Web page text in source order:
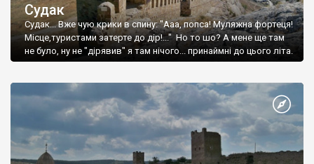
Судак
Судак... Вже чую крики в спину: "Ааа, попса! Муляжна фортеця!
Місце,туристами затерте до дір!..." Но то шо? А мене ще там
не було, ну не "дірявив" я там нічого... принаймні до цього літа.